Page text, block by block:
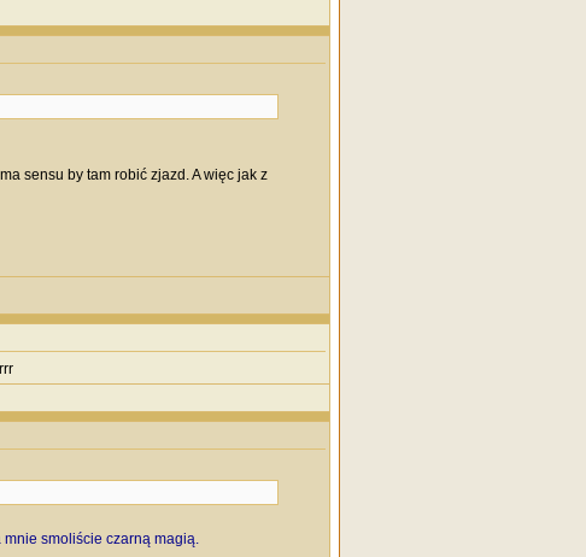
sensu by tam robić zjazd. A więc jak z
mnie smoliście czarną magią.